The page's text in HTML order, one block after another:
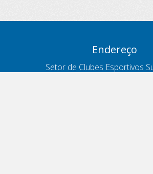
Endereço
Setor de Clubes Esportivos